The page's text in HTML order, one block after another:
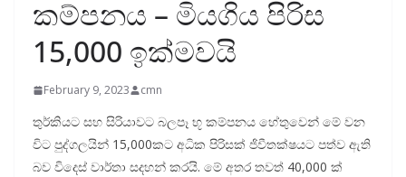
කම්පනය – මියගිය පිරිස
15,000 ඉක්මවයි
February 9, 2023 cmn
තුර්කියට සහ සිරියාවට බලපෑ භූ කම්පනය හේතුවෙන් ‍මේ වන
විට පුද්ගලයින් 15,000කට අධික පිරිසක් ජිවීතක්ෂයට පත්ව ඇති
බව විදෙස් වාර්තා සදහන් කරයි. මේ අතර තවත් 40,000 ක්